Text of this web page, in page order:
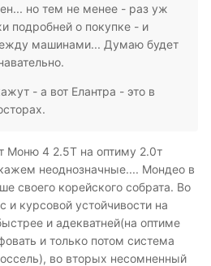
но тем не менее - раз уж
подробней о покупке - и
машинами... Думаю будет
- а вот Елантра - это в
Моню 4 2.5T на оптиму 2.0т
неоднозначные.... Мондео в
своего корейского собрата. Во
и курсовой устойчивости на
и адекватней(на оптиме
и только потом система
во вторых несомненный